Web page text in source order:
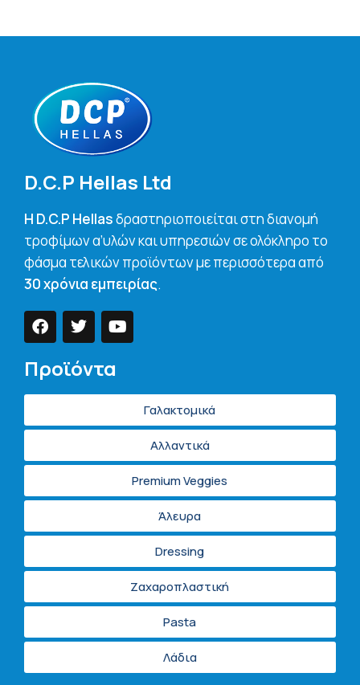
D.C.P Hellas Ltd
H D.C.P Hellasδραστηριοποιείται στη διανομή
τροφίμων α’υλών και υπηρεσιών σε ολόκληρο το
φάσμα τελικών προϊόντων με περισσότερα από
30 χρόνια εμπειρίας.
Προϊόντα
Γαλακτομικά
Αλλαντικά
Premium Veggies
Άλευρα
Dressing
Ζαχαροπλαστική
Pasta
Λάδια